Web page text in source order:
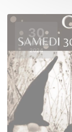
30
NOVEMBRE
2024